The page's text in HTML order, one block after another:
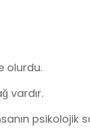
olurdu.
vardır.
psikolojik